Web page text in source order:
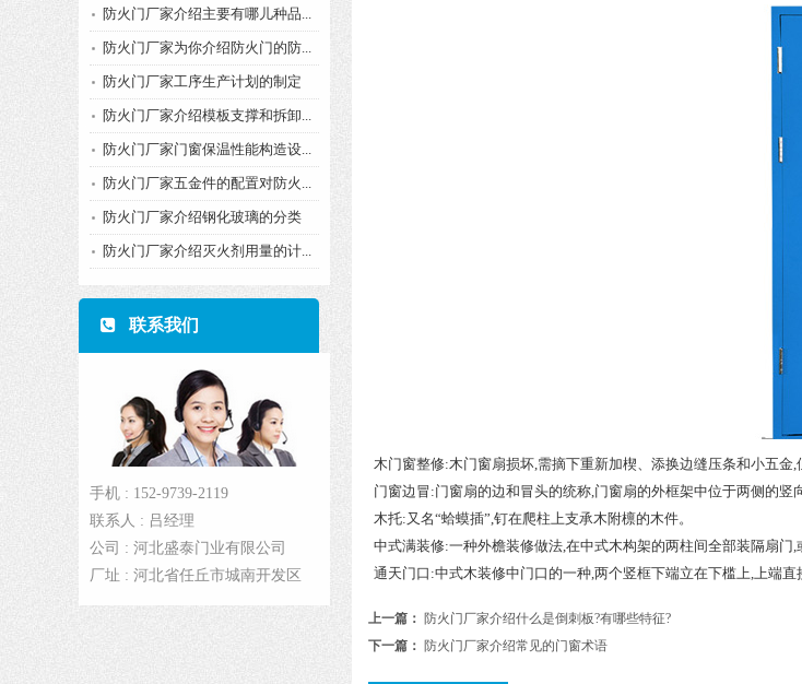
防火门厂家介绍主要有哪儿种品...
防火门厂家为你介绍防火门的防...
防火门厂家工序生产计划的制定
防火门厂家介绍模板支撑和拆卸...
防火门厂家门窗保温性能构造设...
防火门厂家五金件的配置对防火...
防火门厂家介绍钢化玻璃的分类
防火门厂家介绍灭火剂用量的计...
联系我们
手机 : 152-9739-2119
联系人 : 吕经理
公司 : 河北盛泰门业有限公司
厂址 : 河北省任丘市城南开发区
木门窗整修:木门窗扇损坏,需摘下重新加楔、添换边缝压条和小五金,
门窗边冒:门窗扇的边和冒头的统称,门窗扇的外框架中位于两侧的竖
木托:又名“蛤蟆插”,钉在爬柱上支承木附檩的木件。
中式满装修:一种外檐装修做法,在中式木构架的两柱间全部装隔扇门,
通天门口:中式木装修中门口的一种,两个竖框下端立在下槛上,上端直
上一篇：
防火门厂家介绍什么是倒刺板?有哪些特征?
下一篇：
防火门厂家介绍常见的门窗术语